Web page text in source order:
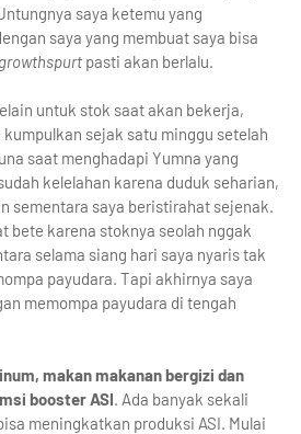
saya ketemu yang
saya yang membuat saya bisa
growthspurt pasti akan berlalu.
untuk stok saat akan bekerja,
kumpulkan sejak satu minggu setelah
saat menghadapi Yumna yang
kelelahan karena duduk seharian,
sementara saya beristirahat sejenak.
bete karena stoknya seolah nggak
selama siang hari saya nyaris tak
payudara. Tapi akhirnya saya
memompa payudara di tengah
makan makanan bergizi dan
booster ASI. Ada banyak sekali
meningkatkan produksi ASI. Mulai